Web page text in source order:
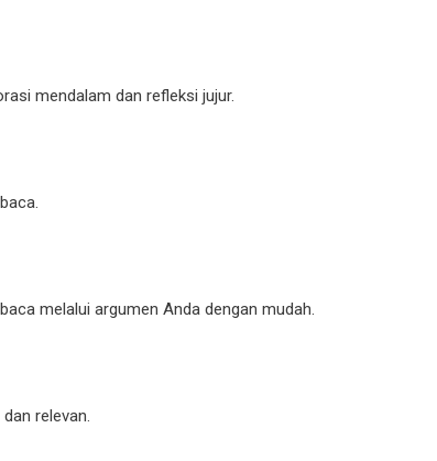
mendalam dan refleksi jujur.
melalui argumen Anda dengan mudah.
relevan.